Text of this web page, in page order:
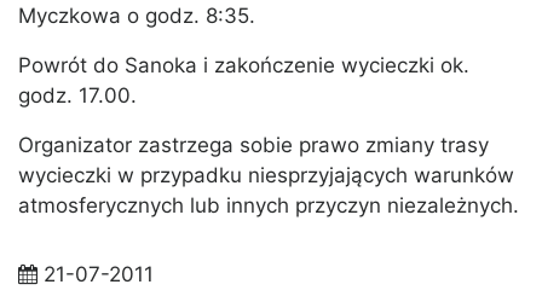
Myczkowa o godz. 8:35.
Powrót do Sanoka i zakończenie wycieczki ok.
godz. 17.00.
Organizator zastrzega sobie prawo zmiany trasy
wycieczki w przypadku niesprzyjających warunków
atmosferycznych lub innych przyczyn niezależnych.
21-07-2011